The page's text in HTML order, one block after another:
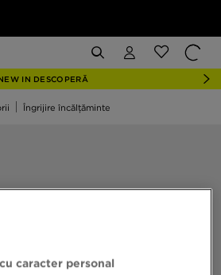
IN DESCOPERĂ
Îngrijire încălțăminte
caracter personal